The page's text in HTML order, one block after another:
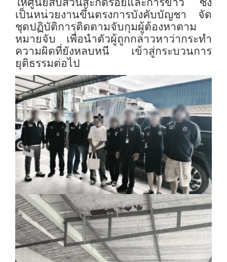
เป็นหน่วยงานขึ้นตรงการบังคับบัญชา จัด
ชุดปฏิบัติการติดตามจับกุมผู้ต้องหาตาม
หมายจับ เพื่อนำตัวผู้ถูกกล่าวหาว่ากระทำ
ความผิดที่ยังหลบหนี เข้าสู่กระบวนการ
ยุติธรรมต่อไป